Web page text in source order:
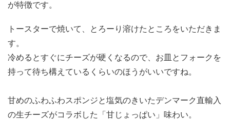
が特徴です。
トースターで焼いて、とろーり溶けたところをいただきま
す。
冷めるとすぐにチーズが硬くなるので、お皿とフォークを
持って待ち構えているくらいのほうがいいですね。
甘めのふわふわスポンジと塩気のきいたデンマーク直輸入
の生チーズがコラボした「甘じょっぱい」味わい。